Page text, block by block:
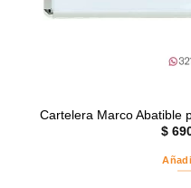
Cartelera Marco Abatible
$